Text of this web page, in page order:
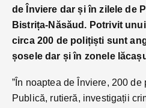
de Înviere dar și în zilele de
Bistrița-Năsăud. Potrivit
circa 200 de polițiști sunt
șosele dar și în zonele
”În noaptea de Înviere, 200
Publică, rutieră, investigații